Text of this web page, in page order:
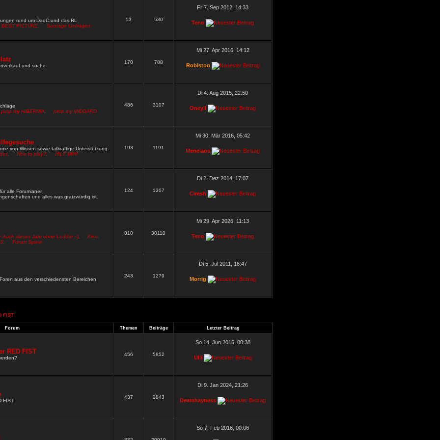
neu setzen
»
ja gut funktioniert
wie das vom zirkel
»
und müsste dich irgendwie pn mässig erreichen wegen
rund um DaoC und das RL
BEST PICTURE Sonstige Umfragen
53 530
Fr 7. Sep 2012, 14:33
Teno
und suche
170 788
Mi 27. Apr 2016, 14:12
Robistoo
pimp my HIBERNIA pimp my MIDGARD
486 3107
Di 4. Aug 2015, 22:50
Oneyll
von Wissen sowie tatkräftige Unterstützung.
How to play? HILF MIR!
193 1191
Mi 30. Mär 2016, 05:42
Menelaos
alle Forumianer.
und alles was gratzwürdig ist.
124 1307
Di 2. Dez 2014, 17:07
Ciresh
Auch dieses Jahr ohne Loddar ;-)
Kino
Forum Spiele
810 30110
Mi 29. Apr 2026, 11:13
Teno
aus den verschiedensten Bereichen
243 1279
Di 5. Jul 2011, 16:47
Morrig
FIST
Forum Themen Beiträge Letzter Beitrag
RED FIST 456 5852
So 14. Jun 2015, 00:38
Ulli
FIST
437 2843
Di 9. Jan 2024, 21:26
Deamhayness
So 7. Feb 2016, 00:06